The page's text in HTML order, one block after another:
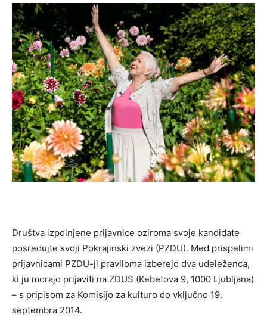
Društva izpolnjene prijavnice oziroma svoje kandidate
posredujte svoji Pokrajinski zvezi (PZDU). Med prispelimi
prijavnicami PZDU-ji praviloma izberejo dva udeleženca,
ki ju morajo prijaviti na ZDUS (Kebetova 9, 1000 Ljubljana)
– s pripisom za Komisijo za kulturo do vključno 19.
septembra 2014.